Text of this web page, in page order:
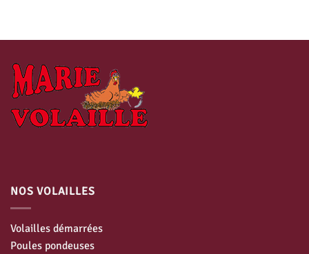
NOS VOLAILLES
Volailles démarrées
Poules pondeuses